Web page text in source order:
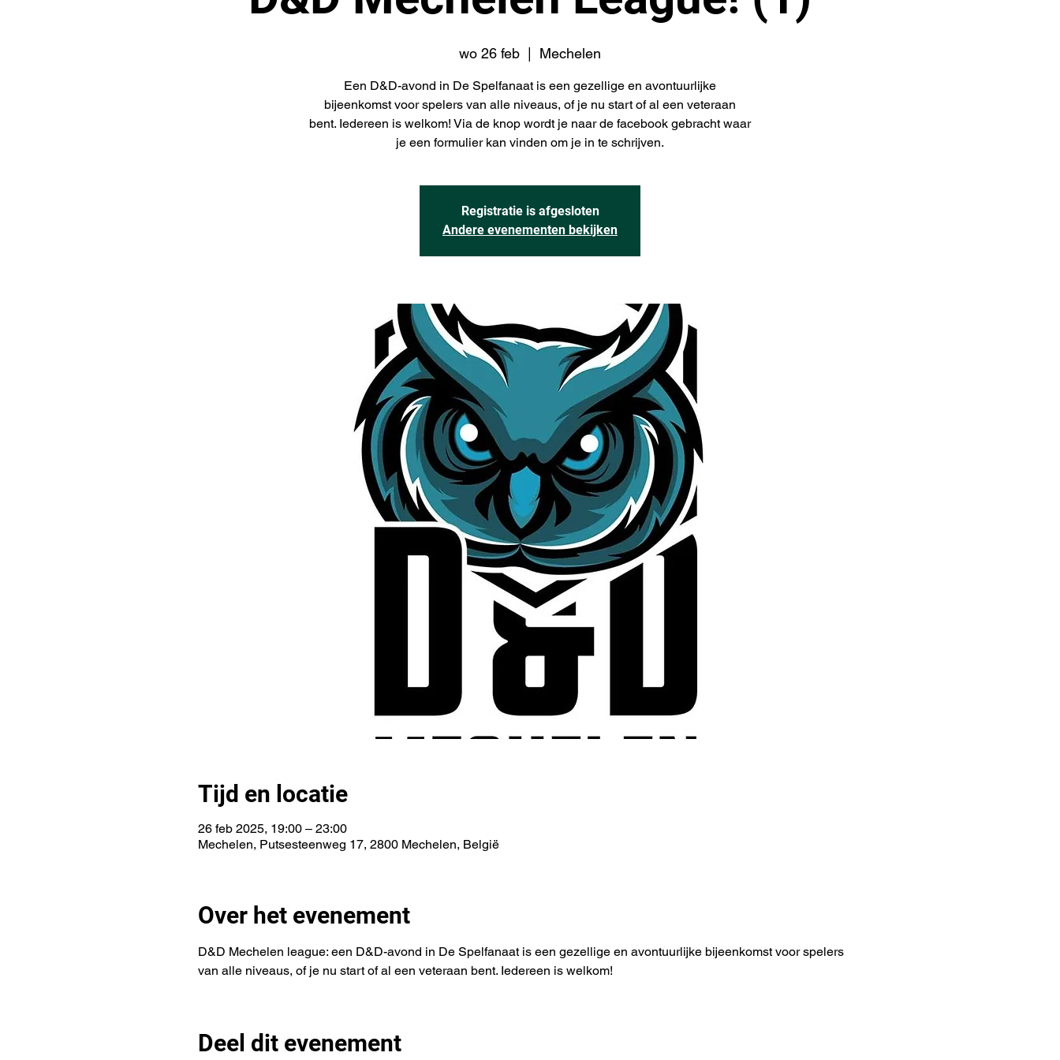
wo 26 feb
  |
Mechelen
Een D&D-avond in De Spelfanaat is een gezellige en avontuurlijke
bijeenkomst voor spelers van alle niveaus, of je nu start of al een veteraan
bent. Iedereen is welkom! Via de knop wordt je naar de facebook gebracht waar
je een formulier kan vinden om je in te schrijven.
Registratie is afgesloten
Andere evenementen bekijken
Tijd en locatie
26 feb 2025, 19:00 – 23:00
Mechelen, Putsesteenweg 17, 2800 Mechelen, België
Over het evenement
D&D Mechelen league: een D&D-avond in De Spelfanaat is een gezellige en avontuurlijke bijeenkomst voor spelers
van alle niveaus, of je nu start of al een veteraan bent. Iedereen is welkom!
Deel dit evenement